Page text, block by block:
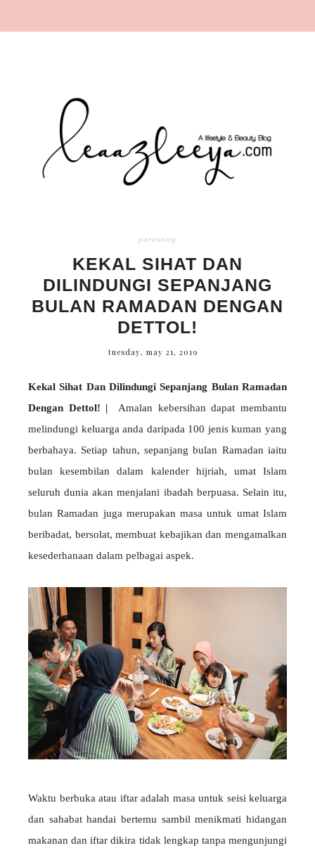
parenting
KEKAL SIHAT DAN
DILINDUNGI SEPANJANG
BULAN RAMADAN DENGAN
DETTOL!
tuesday, may 21, 2019
Kekal Sihat Dan Dilindungi Sepanjang Bulan Ramadan
Dengan Dettol! | Amalan kebersihan dapat membantu
melindungi keluarga anda daripada 100 jenis kuman yang
berbahaya. Setiap tahun, sepanjang bulan Ramadan iaitu
bulan kesembilan dalam kalender hijriah, umat Islam
seluruh dunia akan menjalani ibadah berpuasa. Selain itu,
bulan Ramadan juga merupakan masa untuk umat Islam
beribadat, bersolat, membuat kebajikan dan mengamalkan
kesederhanaan dalam pelbagai aspek.
Waktu berbuka atau iftar adalah masa untuk seisi keluarga
dan sahabat handai bertemu sambil menikmati hidangan
makanan dan iftar dikira tidak lengkap tanpa mengunjungi